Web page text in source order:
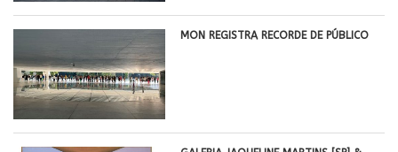
MON REGISTRA RECORDE DE PÚBLICO